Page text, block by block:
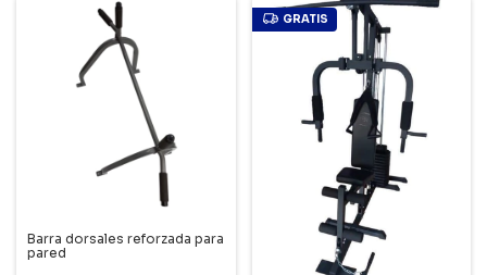
Barra dorsales reforzada para
pared
GRATIS